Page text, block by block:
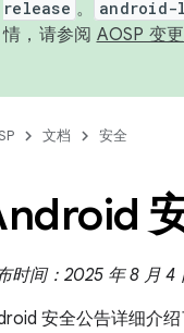
release 。
情，请参阅 AOSP 变更
文档 安全
时间：2025 年 8 月 4
安全公告详细介